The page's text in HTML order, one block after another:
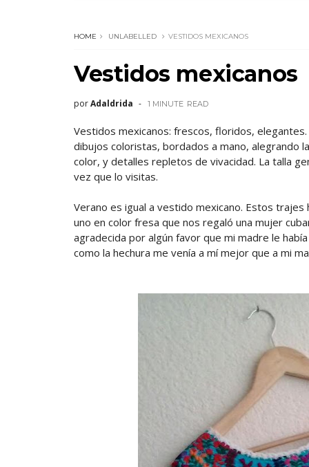
HOME UNLABELLED VESTIDOS MEXICANOS
Vestidos mexicanos
porAdaldrida 1 MINUTE READ
Vestidos mexicanos: frescos, floridos,
dibujos coloristas, bordados a mano, alegrando
color, y detalles repletos de vivacidad. La talla
vez que lo visitas.
Verano es igual a vestido mexicano. Estos
uno en color fresa que nos regaló una mujer
agradecida por algún favor que mi madre le
como la hechura me venía a mí mejor que a mi